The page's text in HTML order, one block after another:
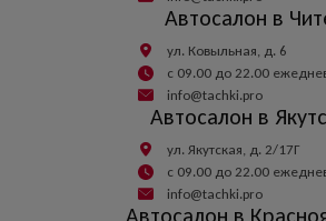
Автосалон в
ул. Ковыльная, д. 6
с 09.00 до 22.00
info@tachki.pro
Автосалон в
ул. Якутская, д. 2/17Г
с 09.00 до 22.00
info@tachki.pro
Автосалон в